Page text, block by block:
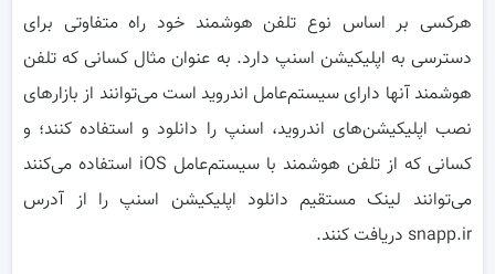
هرکسی بر اساس نوع تلفن هوشمند خود راه متفاوتی برای
دسترسی به اپلیکیشن اسنپ دارد. به عنوان مثال کسانی که تلفن
هوشمند آنها دارای سیستم‌عامل اندروید است می‌توانند از بازار‌های
نصب اپلیکیشن‌های اندروید، اسنپ را دانلود و استفاده کنند؛ و
کسانی که از تلفن هوشمند با سیستم‌عامل iOS استفاده می‌کنند
می‌توانند لینک مستقیم دانلود اپلیکیشن اسنپ را از آدرس
snapp.ir دریافت کنند.